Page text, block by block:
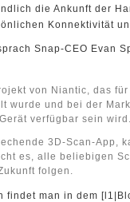
die Ankunft der
Konnektivität
Snap-CEO Evan
von Niantic, das
wurde und bei der
verfügbar sein wird.
3D-Scan-App,
es, alle beliebigen
folgen.
findet man in dem